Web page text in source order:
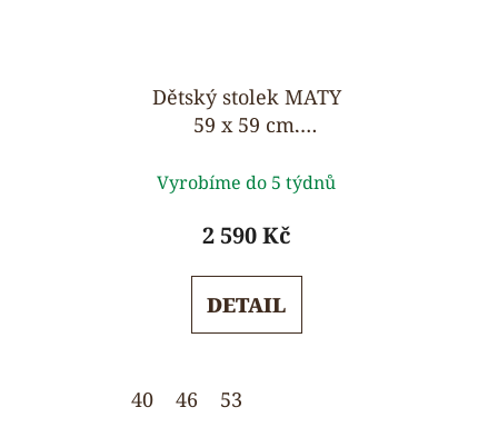
Dětský stolek MATY
59 x 59 cm,
masivuhodnocení
produktu
5,0
z
Vyrobíme do 5 týdnů
2 590 Kč
DETAIL
40 46 53